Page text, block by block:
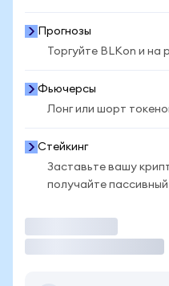
Прогнозы
Торгуйте BLKon и на
Фьючерсы
Лонг или шорт
Стейкинг
Заставьте вашу
получайте